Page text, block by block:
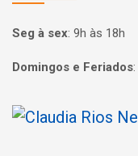
Seg à sex: 9h às 18h
Domingos e Feriados:
Página inicial